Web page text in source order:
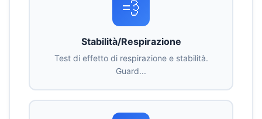
💨
Stabilità/Respirazione
Test di effetto di respirazione e stabilità.
Guard...